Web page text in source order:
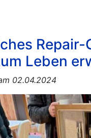
Leben
02.04.2024